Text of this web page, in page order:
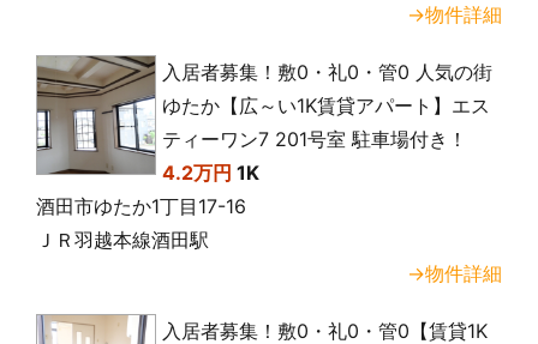
→物件詳細
入居者募集！敷0・礼0・管0 人気の街
ゆたか【広～い1K賃貸アパート】エス
ティーワン7 201号室 駐車場付き！
4.2万円 1K
酒田市ゆたか1丁目17-16
ＪＲ羽越本線酒田駅
→物件詳細
入居者募集！敷0・礼0・管0【賃貸1K